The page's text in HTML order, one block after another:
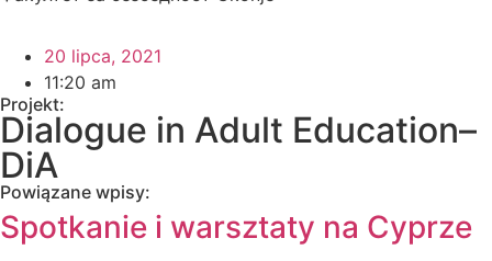
20 lipca, 2021
11:20 am
Projekt:
Dialogue in Adult Education–
DiA
Powiązane wpisy:
Spotkanie i warsztaty na Cyprze